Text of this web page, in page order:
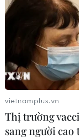
Nam khu vực 4 đã
Hòa bị thương
Cảng Nha Trang
vietnamplus.vn
Thị trường
sang người cao